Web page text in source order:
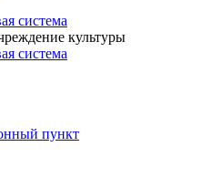
система
культуры
система
пункт